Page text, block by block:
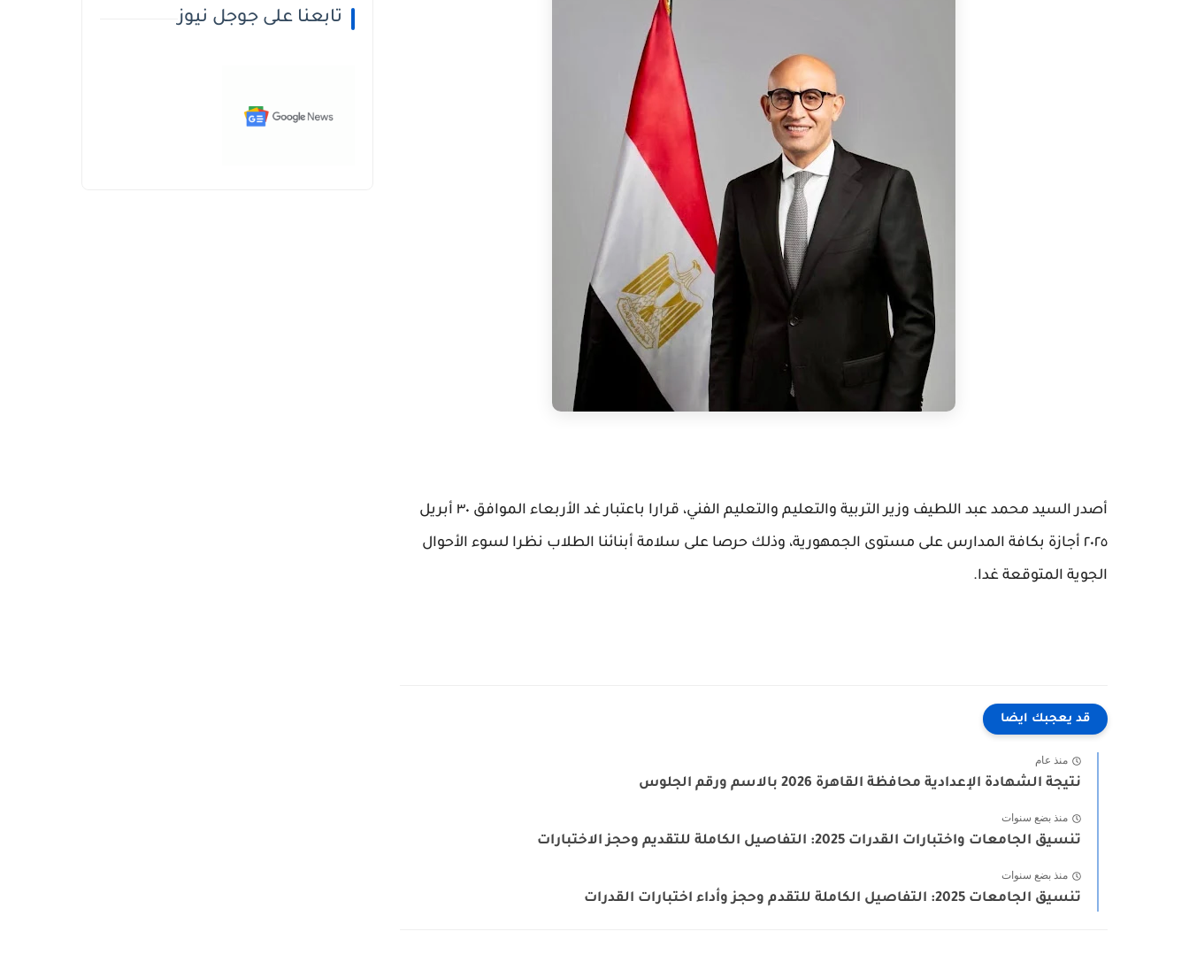
أصدر السيد محمد عبد اللطيف وزير التربية والتعليم والتعليم الفني، قرارا باعتبار غد الأربعاء الموافق ٣٠ أبريل
٢٠٢٥ أجازة بكافة المدارس على مستوى الجمهورية، وذلك حرصا على سلامة أبنائنا الطلاب نظرا لسوء الأحوال
الجوية المتوقعة غدا.
قد يعجبك ايضا
منذ عام
نتيجة الشهادة الإعدادية محافظة القاهرة 2026 بالاسم ورقم الجلوس
منذ بضع سنوات
تنسيق الجامعات واختبارات القدرات 2025: التفاصيل الكاملة للتقديم وحجز الاختبارات
منذ بضع سنوات
تنسيق الجامعات 2025: التفاصيل الكاملة للتقدم وحجز وأداء اختبارات القدرات
تابعنا على جوجل نيوز